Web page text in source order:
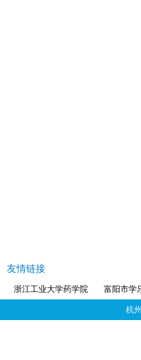
友情链接
浙江工业大学药学院 富阳市学
杭